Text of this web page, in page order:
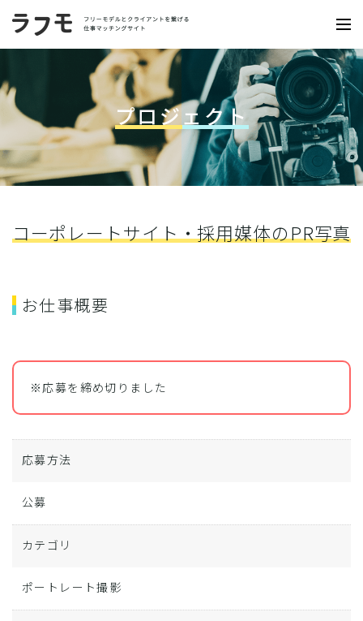
プロジェクト
コーポレートサイト・採用媒体のPR写真
お仕事概要
※応募を締め切りました
応募方法
公募
カテゴリ
ポートレート撮影